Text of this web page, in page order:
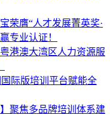
荣膺“人才发展菁英奖·
专业认证！
港澳大湾区人力资源服
际版培训平台赋能全
聚焦多品牌培训体系建